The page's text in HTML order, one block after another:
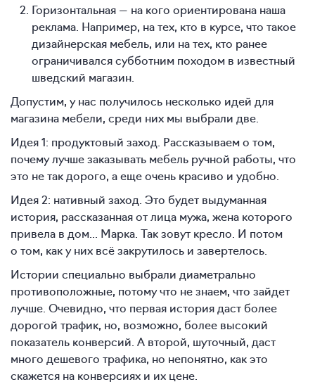
Горизонтальная — на кого ориентирована наша
реклама. Например, на тех, кто в курсе, что такое
дизайнерская мебель, или на тех, кто ранее
ограничивался субботним походом в известный
шведский магазин.
Допустим, у нас получилось несколько идей для
магазина мебели, среди них мы выбрали две.
Идея 1: продуктовый заход. Рассказываем о том,
почему лучше заказывать мебель ручной работы, что
это не так дорого, а еще очень красиво и удобно.
Идея 2: нативный заход. Это будет выдуманная
история, рассказанная от лица мужа, жена которого
привела в дом... Марка. Так зовут кресло. И потом
о том, как у них всё закрутилось и завертелось.
Истории специально выбрали диаметрально
противоположные, потому что не знаем, что зайдет
лучше. Очевидно, что первая история даст более
дорогой трафик, но, возможно, более высокий
показатель конверсий. А второй, шуточный, даст
много дешевого трафика, но непонятно, как это
скажется на конверсиях и их цене.